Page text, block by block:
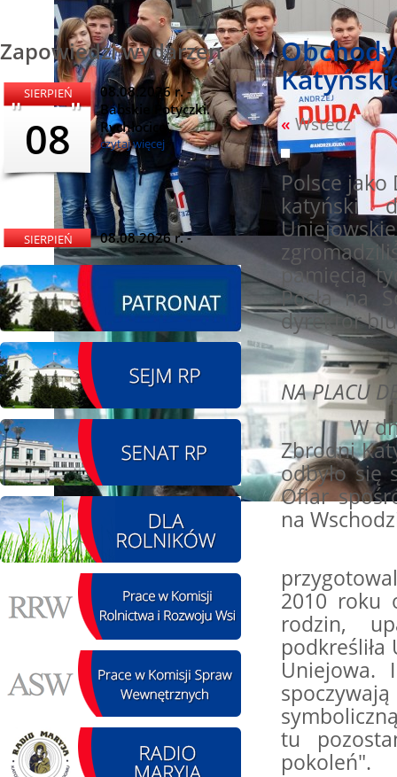
Zapowiedzi wydarzeń
SIERPIEŃ
08
08.08.2026 r. -
Babskie Potyczki.
Rychłocice
czytaj więcej
SIERPIEŃ
08
08.08.2026 r. -
Dożynki i
SIERPIEŃ
08
08.08.2026 r. - Piknik
integracyjny. Krępa
60 u Sołtysa
SIERPIEŃ
09
09.08.2026 r. -
Jubileusz OSP. Żerniki
czytaj więcej
SIERPIEŃ
12
12.08.2026 r. -
Oddanie drogi.
Kiełbasy
czytaj więcej
« Wstecz
Od
Polsce
katyński
pamięcią
Posła na
dyrektor
NA PLACU
W dniu
Zbrodni
odbyło się
Ofiar
na
2010 roku
rodzin,
pod
Uniejowa.
tu
pokoleń".